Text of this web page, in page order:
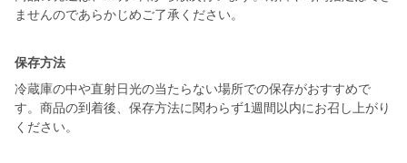
ませんのであらかじめご了承ください。
保存方法
冷蔵庫の中や直射日光の当たらない場所での保存がおすすめで
す。商品の到着後、保存方法に関わらず1週間以内にお召し上がり